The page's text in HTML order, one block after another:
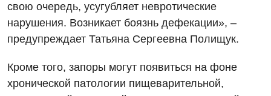
свою очередь, усугубляет невротические
нарушения. Возникает боязнь дефекации», –
предупреждает Татьяна Сергеевна Полищук.
Кроме того, запоры могут появиться на фоне
хронической патологии пищеварительной,